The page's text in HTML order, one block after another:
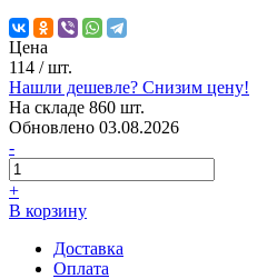
Цена
114 / шт.
Нашли дешевле? Снизим цену!
На складе 860 шт.
Обновлено 03.08.2026
-
+
В корзину
Доставка
Оплата